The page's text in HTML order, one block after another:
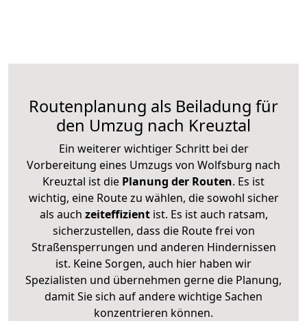
Routenplanung als Beiladung für
den Umzug nach Kreuztal
Ein weiterer wichtiger Schritt bei der
Vorbereitung eines Umzugs von Wolfsburg nach
Kreuztal ist die Planung der Routen. Es ist
wichtig, eine Route zu wählen, die sowohl sicher
als auch zeiteffizientist. Es ist auch ratsam,
sicherzustellen, dass die Route frei von
Straßensperrungen und anderen Hindernissen
ist. Keine Sorgen, auch hier haben wir
Spezialisten und übernehmen gerne die Planung,
damit Sie sich auf andere wichtige Sachen
konzentrieren können.